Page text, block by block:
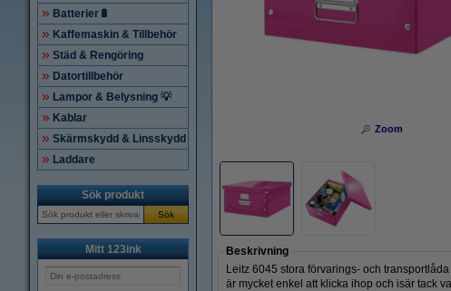
Batterier🔋
Kaffemaskin & Tillbehör
Städ & Rengöring
Datortillbehör
Lampor & Belysning 💡
Kablar
Skärmskydd & Linsskydd
Laddare
Sök produkt
Sök
Mitt 123ink
Zoom
Beskrivning
Leitz 6045 stora förvarings- och
är mycket enkel att klicka ihop och isär tack